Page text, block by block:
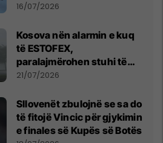
16/07/2026
Kosova nën alarmin e kuq
të ESTOFEX,
paralajmërohen stuhi të
fuqishme me breshër dhe
21/07/2026
Sllovenët zbulojnë se sa do
të fitojë Vincic për gjykimin
e finales së Kupës së Botës